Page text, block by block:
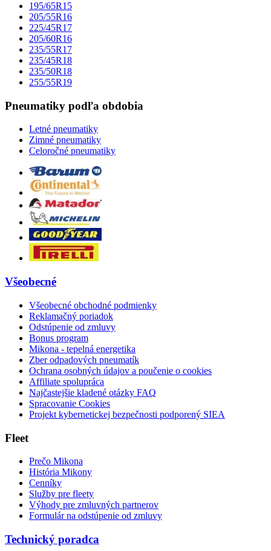
195/65R15
205/55R16
225/45R17
205/60R16
235/55R17
235/45R18
235/50R18
255/55R19
Pneumatiky podľa obdobia
Letné pneumatiky
Zimné pneumatiky
Celoročné pneumatiky
Všeobecné
Všeobecné obchodné podmienky
Reklamačný poriadok
Odstúpenie od zmluvy
Bonus program
Mikona - tepelná energetika
Zber odpadových pneumatík
Ochrana osobných údajov a poučenie o cookies
Affiliate spolupráca
Najčastejšie kladené otázky FAQ
Spracovanie Cookies
Projekt kybernetickej bezpečnosti podporený SIEA
Fleet
Prečo Mikona
História Mikony
Cenníky
Služby pre fleety
Výhody pre zmluvných partnerov
Formulár na odstúpenie od zmluvy
Technický poradca